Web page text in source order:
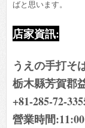
ばと思います。
店家資訊:
うえの手打そ
栃木縣芳賀郡
+81-285-72-
營業時間